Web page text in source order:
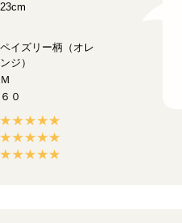
23cm
ペイズリー柄（オレ
ンジ）
Ｍ
６０